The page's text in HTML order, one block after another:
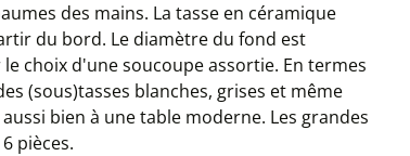
des mains. La tasse en céramique
du bord. Le diamètre du fond est
choix d'une soucoupe assortie. En termes
(sous)tasses blanches, grises et même
bien à une table moderne. Les grandes
pièces.